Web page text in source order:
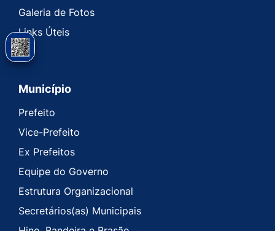
Galeria de Fotos
Links Úteis
Município
Prefeito
Vice-Prefeito
Ex Prefeitos
Equipe do Governo
Estrutura Organizacional
Secretários(as) Municipais